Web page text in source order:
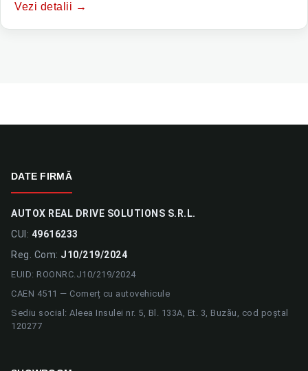
Vezi detalii →
DATE FIRMĂ
AUTOX REAL DRIVE SOLUTIONS S.R.L.
CUI: 49616233
Reg. Com: J10/219/2024
EUID: ROONRC.J10/219/2024
CAEN 4511 — Comerț cu autovehicule
Sediu social: Aleea Insulei nr. 5, Bl. 133A, Et. 3, Buzău, cod poștal
120277